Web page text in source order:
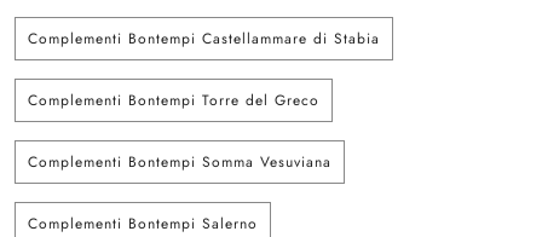
Complementi Bontempi Castellammare di Stabia
Complementi Bontempi Torre del Greco
Complementi Bontempi Somma Vesuviana
Complementi Bontempi Salerno